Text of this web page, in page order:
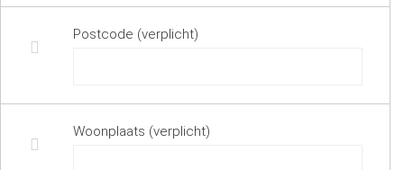
Postcode (verplicht)
Woonplaats (verplicht)